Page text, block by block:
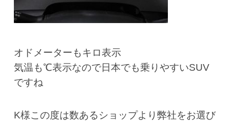
オドメーターもキロ表示
気温も℃表示なので日本でも乗りやすいSUV
ですね
K様この度は数あるショップより弊社をお選び